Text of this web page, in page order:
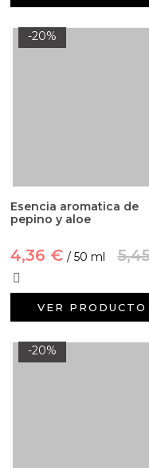
-20%
Esencia aromatica de
pepino y aloe
4,36 € / 50 ml
VER PRODUCTO
-20%